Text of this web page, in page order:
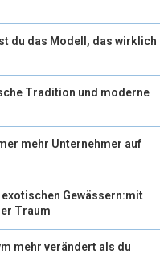
du das Modell, das wirklich
Tradition und moderne
mehr Unternehmer auf
Gewässern:mit
Traum
mehr verändert als du